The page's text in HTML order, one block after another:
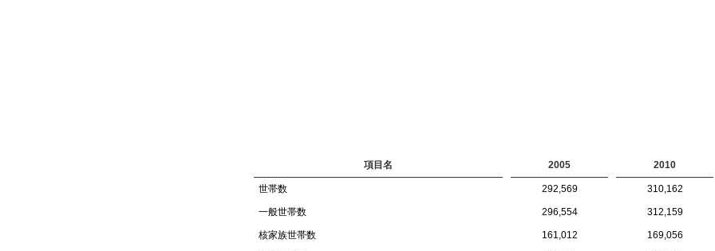
項目名 2005 2010
世帯数 292,569 310,162
一般世帯数 296,554 312,159
核家族世帯数 161,012 169,056